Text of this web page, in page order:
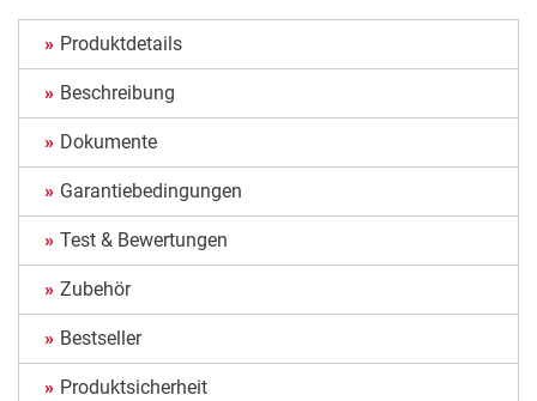
Produktdetails
Beschreibung
Dokumente
Garantiebedingungen
Test & Bewertungen
Zubehör
Bestseller
Produktsicherheit